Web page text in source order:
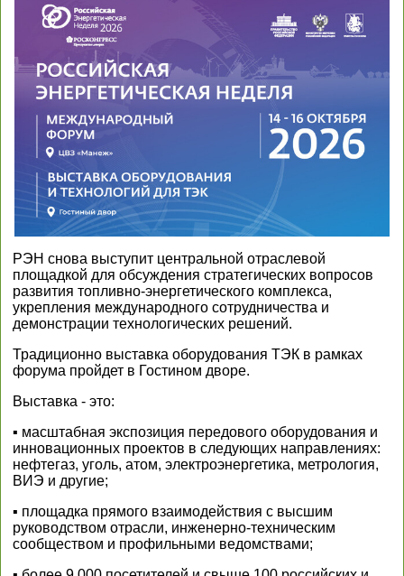
РЭН снова выступит центральной отраслевой
площадкой для обсуждения стратегических вопросов
развития топливно-энергетического комплекса,
укрепления международного сотрудничества и
демонстрации технологических решений.
Традиционно выставка оборудования ТЭК в рамках
форума пройдет в Гостином дворе.
Выставка - это:
▪ масштабная экспозиция передового оборудования и
инновационных проектов в следующих направлениях:
нефтегаз, уголь, атом, электроэнергетика, метрология,
ВИЭ и другие;
▪ площадка прямого взаимодействия с высшим
руководством отрасли, инженерно-техническим
сообществом и профильными ведомствами;